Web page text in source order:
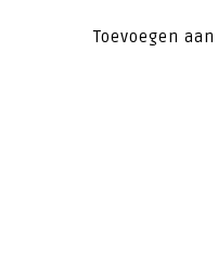
Toevoegen